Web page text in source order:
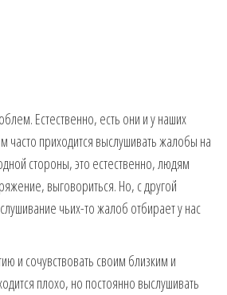
Естественно, есть они и у наших
часто приходится выслушивать жалобы на
стороны, это естественно, людям
выговориться. Но, с другой
чьих-то жалоб отбирает у нас
и сочувствовать своим близким и
плохо, но постоянно выслушивать